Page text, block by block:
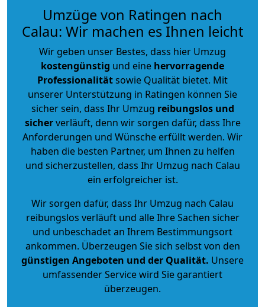
Umzüge von Ratingen nach
Calau: Wir machen es Ihnen leicht
Wir geben unser Bestes, dass hier Umzug
kostengünstig und eine hervorragende
Professionalitätsowie Qualität bietet. Mit
unserer Unterstützung in Ratingen können Sie
sicher sein, dass Ihr Umzug reibungslos und
sicherverläuft, denn wir sorgen dafür, dass Ihre
Anforderungen und Wünsche erfüllt werden. Wir
haben die besten Partner, um Ihnen zu helfen
und sicherzustellen, dass Ihr Umzug nach Calau
ein erfolgreicher ist.
Wir sorgen dafür, dass Ihr Umzug nach Calau
reibungslos verläuft und alle Ihre Sachen sicher
und unbeschadet an Ihrem Bestimmungsort
ankommen. Überzeugen Sie sich selbst von den
günstigen Angeboten und der Qualität. Unsere
umfassender Service wird Sie garantiert
überzeugen.